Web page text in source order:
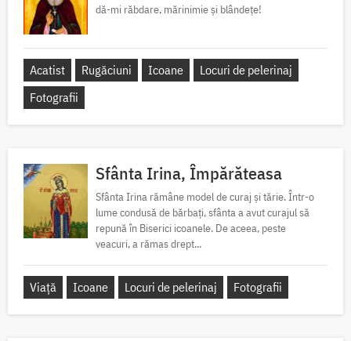
dă-mi răbdare, mărinimie şi blândeţe!
Acatist Rugăciuni Icoane
Locuri de pelerinaj
Fotografii
Sfânta Irina, Împărăteasa
Sfânta Irina rămâne model de curaj și tărie. Într-o
lume condusă de bărbați, sfânta a avut curajul să
repună în Biserici icoanele. De aceea, peste
veacuri, a rămas drept...
Viață Icoane Locuri de pelerinaj Fotografii